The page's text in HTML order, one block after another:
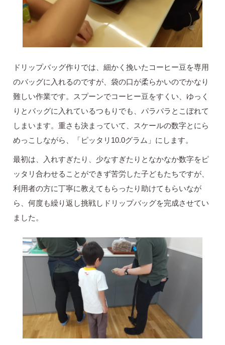
ドリップバッグ作りでは、細かく挽いたコーヒー豆を専用
のバッグに入れるのですが、袋の口が柔らかいのでかなり
難しい作業です。スプーンでコーヒー豆をすくい、ゆっく
りとバッグに入れているつもりでも、パラパラとこぼれて
しまいます。重さも決まっていて、スケールの数字とにら
めっこしながら、「ピッタリ10.0グラム」にします。
最初は、入れすぎたり、少なすぎたりとなかなか数字をピ
ッタリ合わせることができず苦労した子どもたちですが、
利用者の方に丁寧に教えてもらったり助けてもらいなが
ら、何度も繰り返し挑戦しドリップバッグを完成させてい
ました。